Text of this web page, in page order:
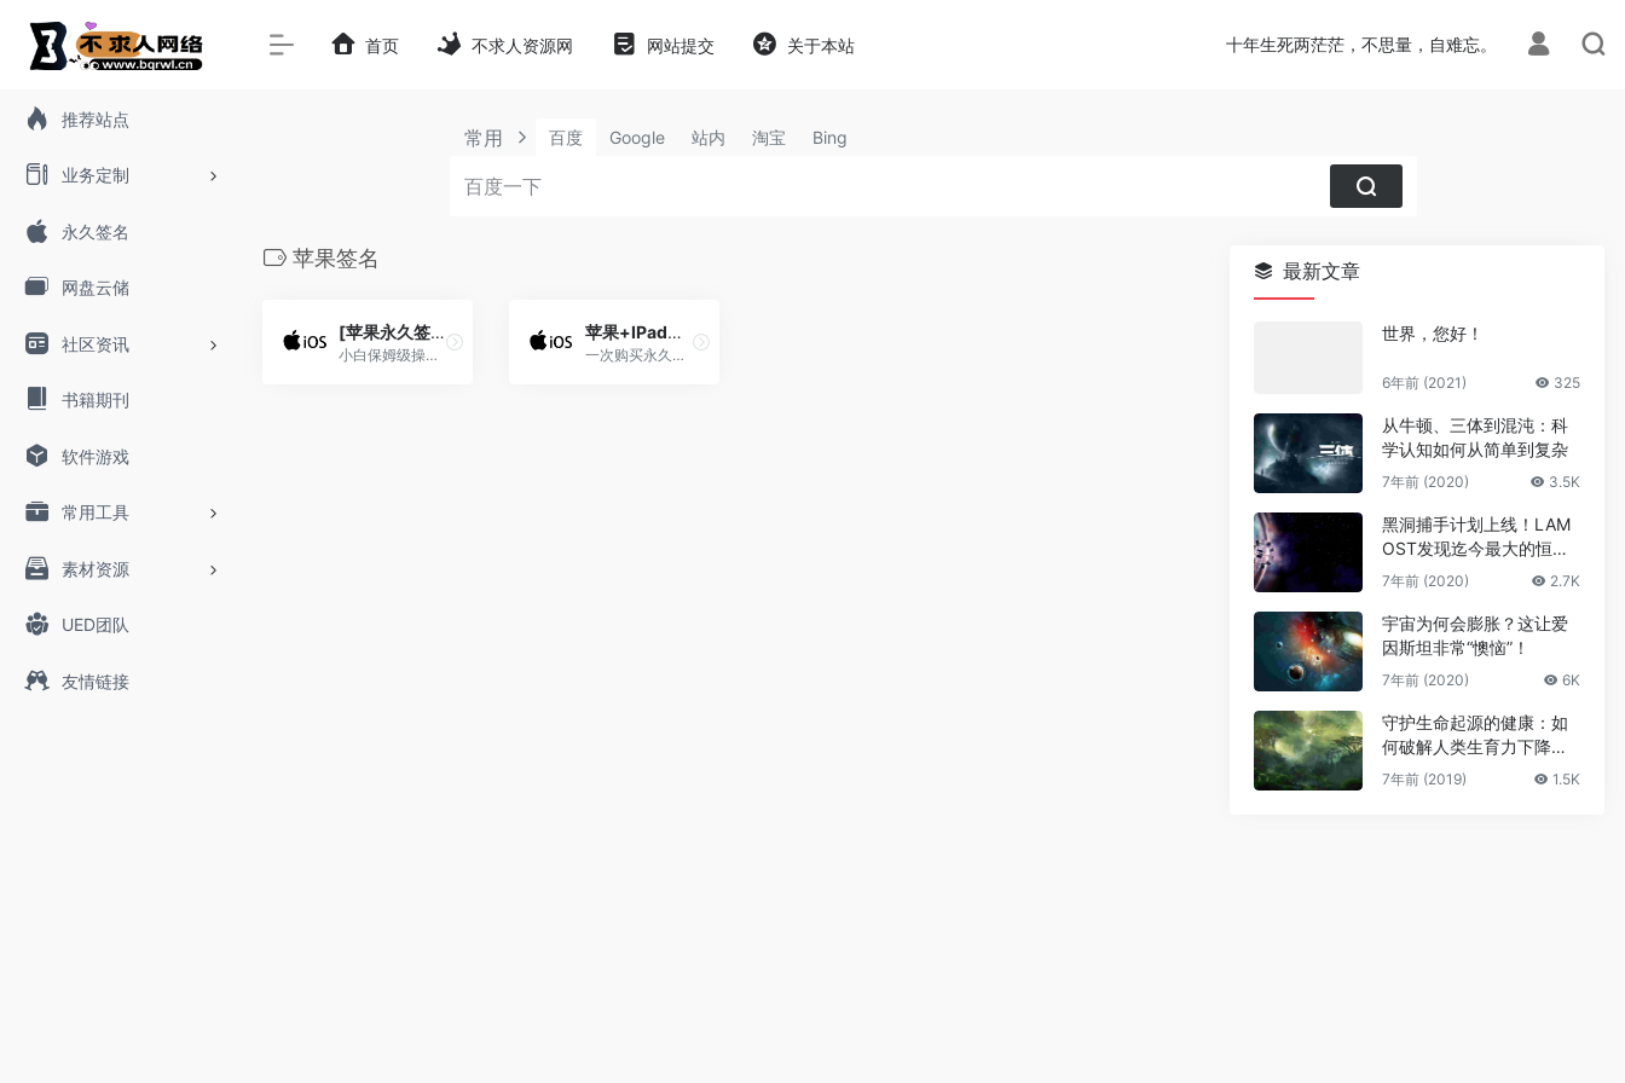
推荐站点
业务定制
永久签名
网盘云储
社区资讯
书籍期刊
软件游戏
常用工具
素材资源
UED团队
友情链接
首页 不求人资源网 网站提交 关于本站 十年生死两茫茫，不思量，自难忘。
常用 百度 Google 站内 淘宝 Bing
苹果签名
[苹果永久签]iOS+ipad永久自签，无需越狱
小白保姆级操作详解[不限系统]
苹果+IPad自签永久不掉签教程[支持IOS系统14.0-17.0]
一次购买永久使用[支持IOS系统14.0-17.0]
最新文章
世界，您好！
6年前 (2021) 325
从牛顿、三体到混沌：科
学认知如何从简单到复杂
7年前 (2020) 3.5K
黑洞捕手计划上线！LAM
OST发现迄今最大的恒星
级黑洞
7年前 (2020) 2.7K
宇宙为何会膨胀？这让爱
因斯坦非常“懊恼”！
7年前 (2020) 6K
守护生命起源的健康：如
何破解人类生育力下降难
题
7年前 (2019) 1.5K